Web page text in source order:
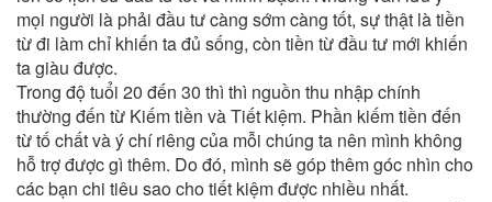
mọi người là phải đầu tư càng sớm càng tốt, sự thật là tiền
từ đi làm chỉ khiến ta đủ sống, còn tiền từ đầu tư mới khiến
ta giàu được.
Trong độ tuổi 20 đến 30 thì thì nguồn thu nhập chính
thường đến từ Kiếm tiền và Tiết kiệm. Phần kiếm tiền đến
từ tố chất và ý chí riêng của mỗi chúng ta nên mình không
hỗ trợ được gì thêm. Do đó, mình sẽ góp thêm góc nhìn cho
các bạn chi tiêu sao cho tiết kiệm được nhiều nhất.